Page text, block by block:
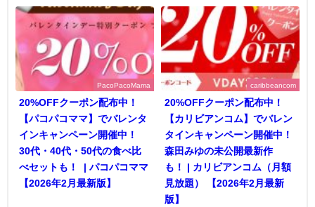
PacoPacoMama
20%OFFクーポン配布中！
【パコパコママ】でバレンタ
インキャンペーン開催中！
30代・40代・50代の食べ比
べセットも！ | パコパコママ
【2026年2月最新版】
caribbeancom
20%OFFクーポン配布中！
【カリビアンコム】でバレン
タインキャンペーン開催中！
森田みゆの未公開最新作
も！ | カリビアンコム（月額
見放題） 【2026年2月最新
版】